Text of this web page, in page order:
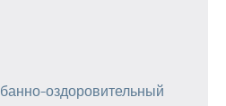
оздоровительный